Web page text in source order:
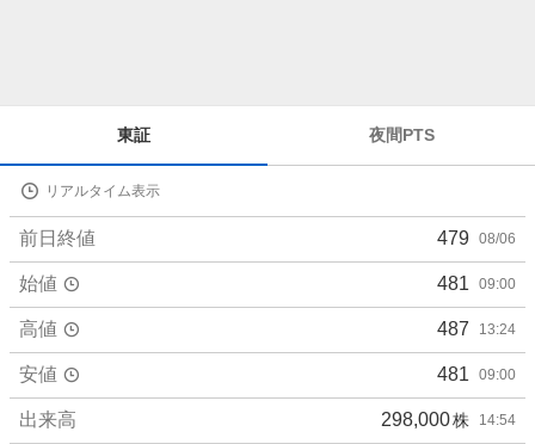
詳
値
東証 夜間PTS
リアルタイム表示
前日終値 479 08/06
始値 481 09:00
高値 487 13:24
安値 481 09:00
出来高 298,000株 14:54